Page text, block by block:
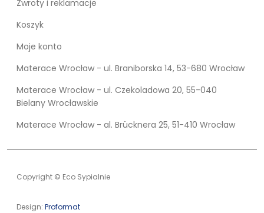
Zwroty i reklamacje
Koszyk
Moje konto
Materace Wrocław - ul. Braniborska 14, 53-680 Wrocław
Materace Wrocław - ul. Czekoladowa 20, 55-040
Bielany Wrocławskie
Materace Wrocław - al. Brücknera 25, 51-410 Wrocław
Copyright © Eco Sypialnie
Design: Proformat